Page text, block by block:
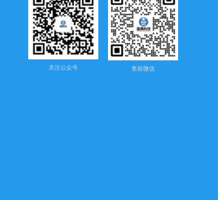
售前微信
关注公众号